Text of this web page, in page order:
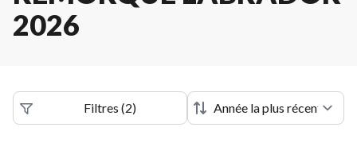
2026
Filtres (2)